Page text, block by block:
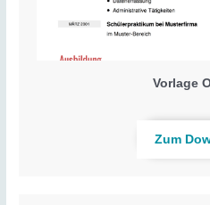
Vorlage
Zum